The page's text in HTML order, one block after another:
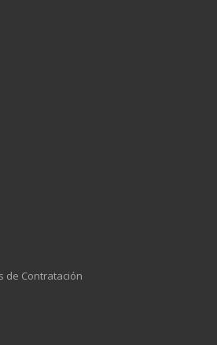
de Contratación